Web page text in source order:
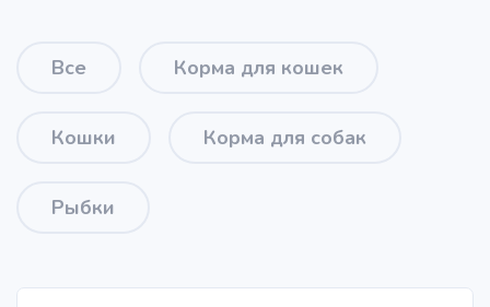
Все Корма для кошек
Кошки Корма для собак
Рыбки